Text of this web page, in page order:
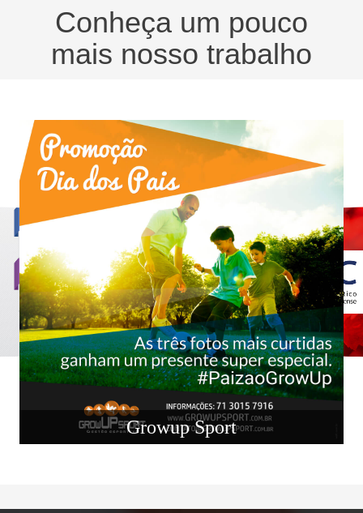
Conheça um pouco
mais nosso trabalho
Growup Sport